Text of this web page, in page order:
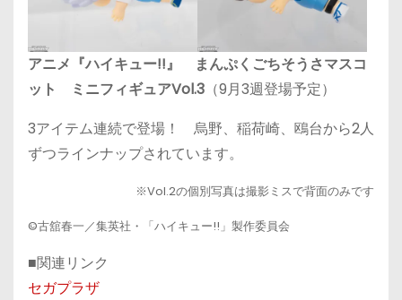
アニメ『ハイキュー!!』 まんぷくごちそうさマスコ
ット ミニフィギュアVol.3 （9月3週登場予定）
3アイテム連続で登場！ 烏野、稲荷崎、鴎台から2人
ずつラインナップされています。
※Vol.2の個別写真は撮影ミスで背面のみです
©古舘春一／集英社・「ハイキュー!!」製作委員会
■関連リンク
セガプラザ